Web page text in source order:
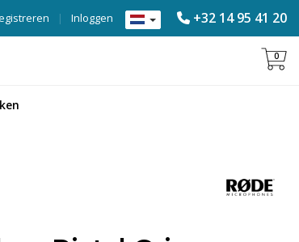
+32 14 95 41 20
Inloggen
|
0